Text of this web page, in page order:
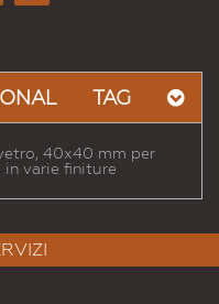
Amico
TAG
40x40 mm per
in varie finiture